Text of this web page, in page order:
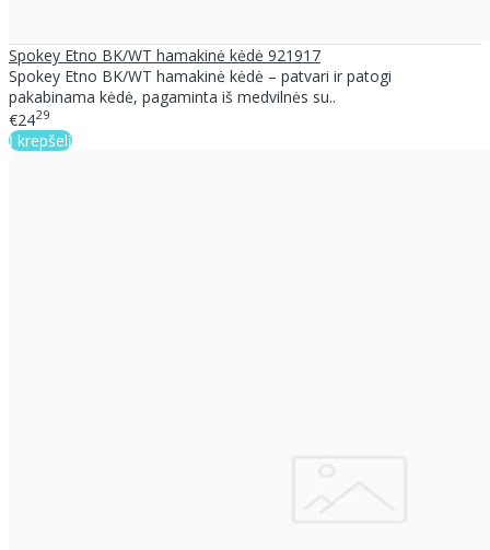
Spokey Etno BK/WT hamakinė kėdė 921917
Spokey Etno BK/WT hamakinė kėdė – patvari ir patogi
pakabinama kėdė, pagaminta iš medvilnės su..
€2429
Į krepšelį